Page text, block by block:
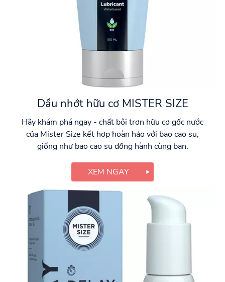
Dầu nhớt hữu cơ MISTER SIZE
Hãy khám phá ngay - chất bôi trơn hữu cơ gốc nước
của Mister Size kết hợp hoàn hảo với bao cao su,
giống như bao cao su đồng hành cùng bạn.
XEM NGAY